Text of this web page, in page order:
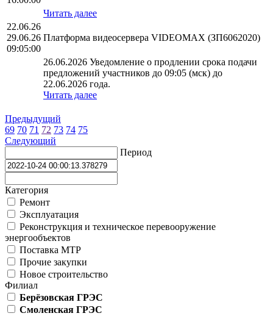
Читать далее
22.06.26
29.06.26
09:05:00
Платформа видеосервера VIDEOMAX (ЗП6062020)
26.06.2026 Уведомление о продлении срока подачи
предложений участников до 09:05 (мск) до
22.06.2026 года.
Читать далее
Предыдущий
69 70 71 72 73 74 75
Следующий
Период
Категория
Ремонт
Эксплуатация
Реконструкция и техническое перевооружение
энергообъектов
Поставка МТР
Прочие закупки
Новое строительство
Филиал
Берёзовская ГРЭС
Смоленская ГРЭС